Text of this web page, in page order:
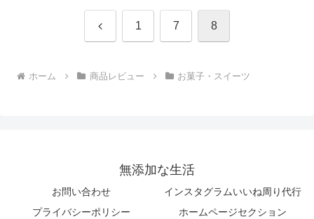
前 1 7 8
ホーム 商品レビュー お菓子・スイーツ
無添加な生活
お問い合わせ
インスタグラムいいね周り代行
プライバシーポリシー
ホームページセクション